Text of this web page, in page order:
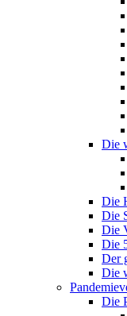
Die
Die
Die
Die
Die
Der
Die
Die